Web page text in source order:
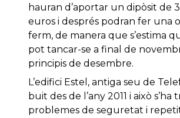
hauran d’aportar un dipòsit de
euros i després podran fer una
ferm, de manera que s’estima
pot tancar-se a final de
principis de desembre.
L’edifici Estel, antiga seu de
buit des de l’any 2011 i això
problemes de seguretat i